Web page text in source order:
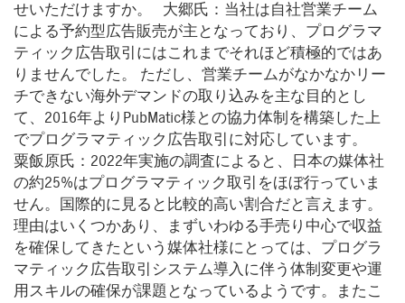
せいただけますか。 大郷氏：当社は自社営業チーム
による予約型広告販売が主となっており、プログラマ
ティック広告取引にはこれまでそれほど積極的ではあ
りませんでした。 ただし、営業チームがなかなかリー
チできない海外デマンドの取り込みを主な目的とし
て、2016年よりPubMatic様との協力体制を構築した上
でプログラマティック広告取引に対応しています。
粟飯原氏：2022年実施の調査によると、日本の媒体社
の約25%はプログラマティック取引をほぼ行っていま
せん。国際的に見ると比較的高い割合だと言えます。
理由はいくつかあり、まずいわゆる手売り中心で収益
を確保してきたという媒体社様にとっては、プログラ
マティック広告取引システム導入に伴う体制変更や運
用スキルの確保が課題となっているようです。またこ